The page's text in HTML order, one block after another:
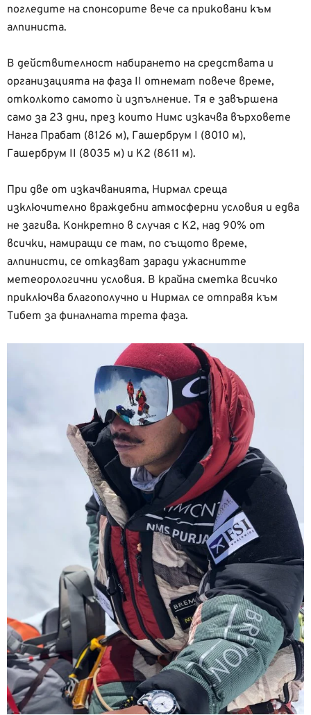
погледите на спонсорите вече са приковани към
алпиниста.
В действителност набирането на средствата и
организацията на фаза ІІ отнемат повече време,
отколкото самото ѝ изпълнение. Тя е завършена
само за 23 дни, през които Нимс изкачва върховете
Нанга Прабат (8126 м), Гашербрум І (8010 м),
Гашербрум ІІ (8035 м) и К2 (8611 м).
При две от изкачванията, Нирмал среща
изключително враждебни атмосферни условия и едва
не загива. Конкретно в случая с К2, над 90% от
всички, намиращи се там, по същото време,
алпинисти, се отказват заради ужаснитте
метеорологични условия. В крайна сметка всичко
приключва благополучно и Нирмал се отправя към
Тибет за финалната трета фаза.